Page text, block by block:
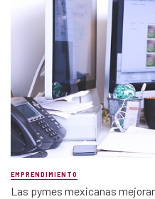
EMPRENDIMIENTO
Las pymes mexicanas